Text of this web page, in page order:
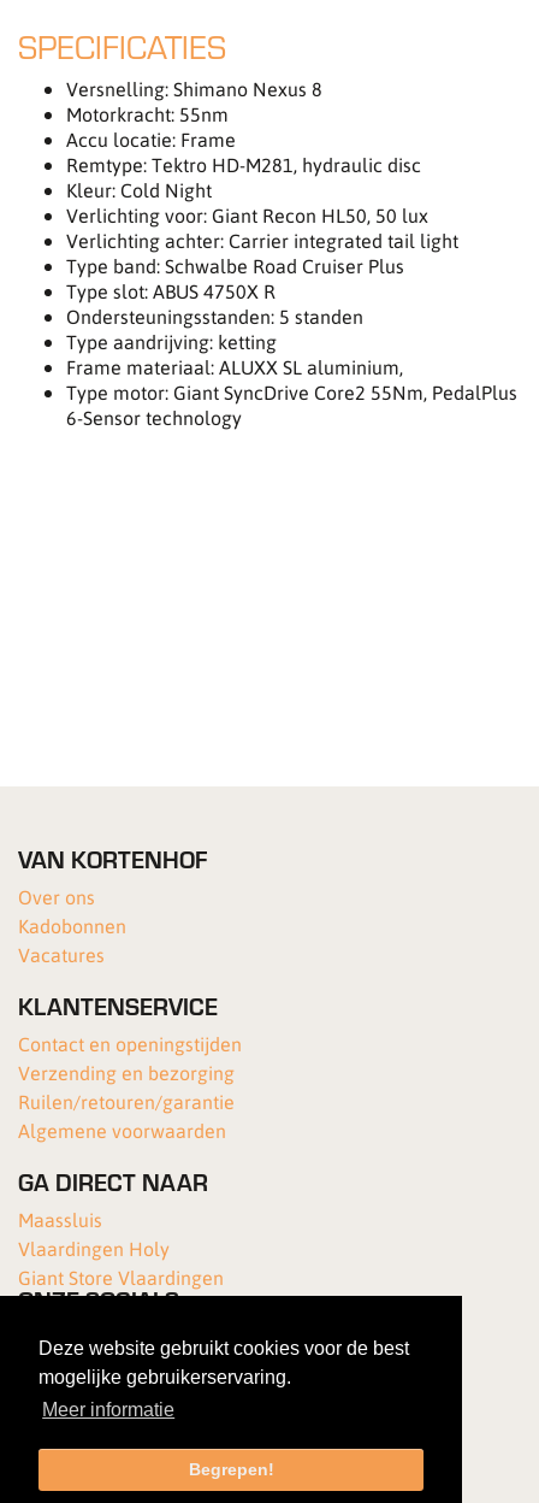
Deze website gebruikt cookies voor de best
mogelijke gebruikerservaring.
Meer informatie
Begrepen!
SPECIFICATIES
Versnelling: Shimano Nexus 8
Motorkracht: 55nm
Accu locatie: Frame
Remtype: Tektro HD-M281, hydraulic disc
Kleur: Cold Night
Verlichting voor: Giant Recon HL50, 50 lux
Verlichting achter: Carrier integrated tail light
Type band: Schwalbe Road Cruiser Plus
Type slot: ABUS 4750X R
Ondersteuningsstanden: 5 standen
Type aandrijving: ketting
Frame materiaal: ALUXX SL aluminium,
Type motor: Giant SyncDrive Core2 55Nm, PedalPlus
6-Sensor technology
VAN KORTENHOF
Over ons
Kadobonnen
Vacatures
KLANTENSERVICE
Contact en openingstijden
Verzending en bezorging
Ruilen/retouren/garantie
Algemene voorwaarden
GA DIRECT NAAR
Maassluis
Vlaardingen Holy
Giant Store Vlaardingen
ONZE SOCIALS
Copyright 2026 Van Kortenhof Fietsen